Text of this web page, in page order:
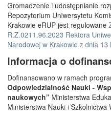
Gromadzenie i udostępnianie
Repozytorium Uniwersytetu
Krakowie eRUP jest regulowane
R.Z.0211.96.2023 Rektora
Narodowej w Krakowie z dnia 13
Informacja o
Dofinansowano w ramach
Odpowiedzialność Nauki -
naukowych” Ministerstwa
Ministerstwa Nauki i Szkolnictwa